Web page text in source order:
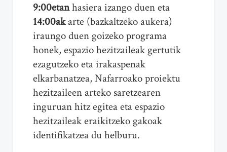
9:00etanhasiera izango duen eta
14:00akarte (bazkaltzeko aukera)
iraungo duen goizeko programa
honek, espazio hezitzaileak gertutik
ezagutzeko eta irakaspenak
elkarbanatzea, Nafarroako proiektu
hezitzaileen arteko saretzearen
inguruan hitz egitea eta espazio
hezitzaileak eraikitzeko gakoak
identifikatzea du helburu.